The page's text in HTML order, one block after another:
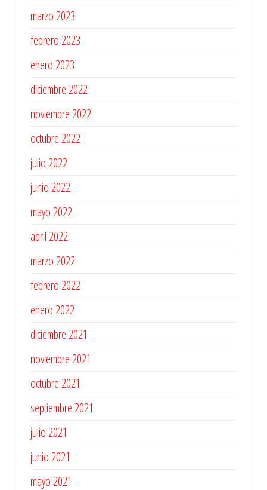
marzo 2023
febrero 2023
enero 2023
diciembre 2022
noviembre 2022
octubre 2022
julio 2022
junio 2022
mayo 2022
abril 2022
marzo 2022
febrero 2022
enero 2022
diciembre 2021
noviembre 2021
octubre 2021
septiembre 2021
julio 2021
junio 2021
mayo 2021